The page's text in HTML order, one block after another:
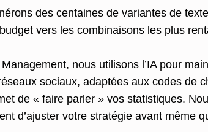
des centaines de variantes de
vers les combinaisons les plus
nous utilisons l’IA pour
sociaux, adaptées aux codes de
de « faire parler » vos statistiques.
d’ajuster votre stratégie avant même